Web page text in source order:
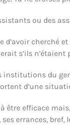
ou des
d’avoir cherché
s’ils n’étaient
institutions du
d’une
être efficace
errances, bref,